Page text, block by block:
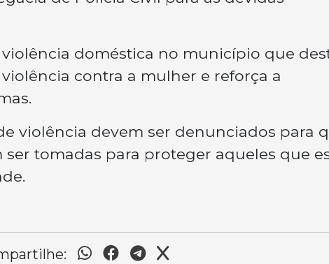
doméstica no município que
contra a mulher e reforça a
violência devem ser denunciados para
tomadas para proteger aqueles que